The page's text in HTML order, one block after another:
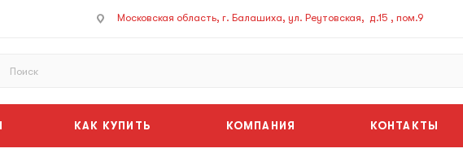
Московская область, г. Балашиха, ул. Реутовская, д.15 , пом.9
КАК КУПИТЬ КОМПАНИЯ КОНТАКТЫ